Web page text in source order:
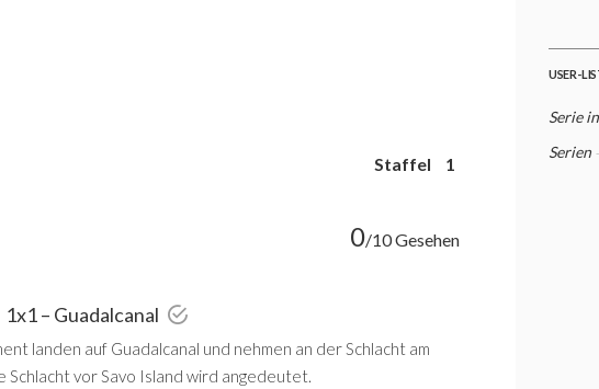
Staffel 1
0/10 Gesehen
1x1 – Guadalcanal
landen auf Guadalcanal und nehmen an der Schlacht am
vor Savo Island wird angedeutet.
USER-
Serie
Serien